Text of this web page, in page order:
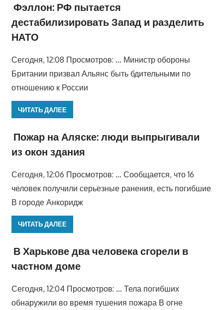
Фэллон: РФ пытается
дестабилизировать Запад и разделить
НАТО
Сегодня, 12:08 Просмотров: … Министр обороны
Британии призвал Альянс быть бдительными по
отношению к России
ЧИТАТЬ ДАЛЕЕ
Пожар на Аляске: люди выпрыгивали
из окон здания
Сегодня, 12:06 Просмотров: … Сообщается, что 16
человек получили серьезные ранения, есть погибшие
В городе Анкоридж
ЧИТАТЬ ДАЛЕЕ
В Харькове два человека сгорели в
частном доме
Сегодня, 12:04 Просмотров: … Тела погибших
обнаружили во время тушения пожара В огне